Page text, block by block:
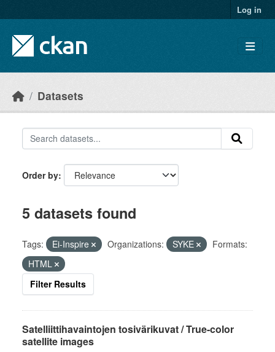
Log in
Datasets
Order by
5 datasets found
Tags: Ei-Inspire Organizations: SYKE
Formats:
HTML
Filter Results
Satelliittihavaintojen tosivärikuvat / True-color
satellite images